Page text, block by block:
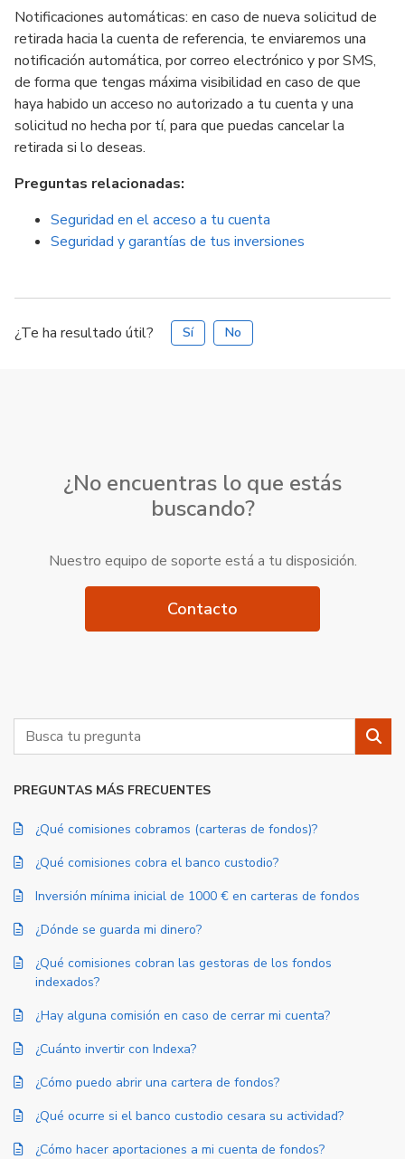
Notificaciones automáticas: en caso de nueva solicitud de
retirada hacia la cuenta de referencia, te enviaremos una
notificación automática, por correo electrónico y por SMS,
de forma que tengas máxima visibilidad en caso de que
haya habido un acceso no autorizado a tu cuenta y una
solicitud no hecha por tí, para que puedas cancelar la
retirada si lo deseas.
Preguntas relacionadas:
Seguridad en el acceso a tu cuenta
Seguridad y garantías de tus inversiones
¿Te ha resultado útil? Sí No
¿No encuentras lo que estás
buscando?
Nuestro equipo de soporte está a tu disposición.
Contacto
Buscar
PREGUNTAS MÁS FRECUENTES
¿Qué comisiones cobramos (carteras de fondos)?
¿Qué comisiones cobra el banco custodio?
Inversión mínima inicial de 1000 € en carteras de fondos
¿Dónde se guarda mi dinero?
¿Qué comisiones cobran las gestoras de los fondos
indexados?
¿Hay alguna comisión en caso de cerrar mi cuenta?
¿Cuánto invertir con Indexa?
¿Cómo puedo abrir una cartera de fondos?
¿Qué ocurre si el banco custodio cesara su actividad?
¿Cómo hacer aportaciones a mi cuenta de fondos?